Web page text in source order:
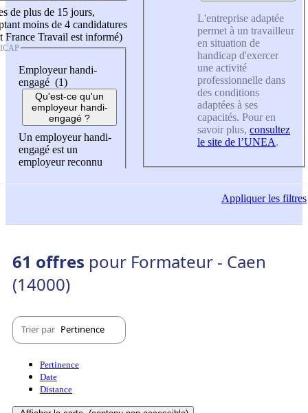
de plus de 15 jours,
moins de 4 candidatures
France Travail est informé)
Employeur handi-
engagé (1)
Qu'est-ce qu'un
employeur handi-
engagé ?
Un employeur handi-
engagé est un
employeur reconnu
L'entreprise adaptée
permet à un travailleur
en situation de
handicap d'exercer
une activité
professionnelle dans
des conditions
adaptées à ses
capacités. Pour en
savoir plus, consultez
le site de l’UNEA.
Appliquerles filtres
61 offres pour Formateur - Caen
(14000)
Trier par Pertinence
Pertinence
Date
Distance